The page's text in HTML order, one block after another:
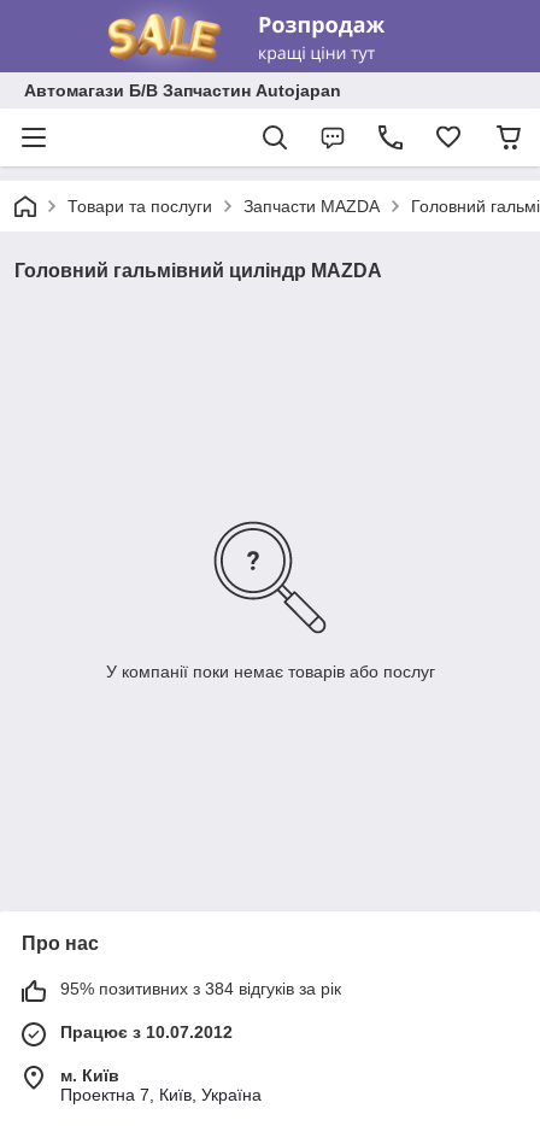
Автомагази Б/В Запчастин Autojapan
Товари та послуги Запчасти MAZDA Головний
Головний гальмівний циліндр MAZDA
У компанії поки немає товарів або послуг
Про нас
95% позитивних з 384 відгуків за рік
Працює з 10.07.2012
м. Київ
Проектна 7, Київ, Україна